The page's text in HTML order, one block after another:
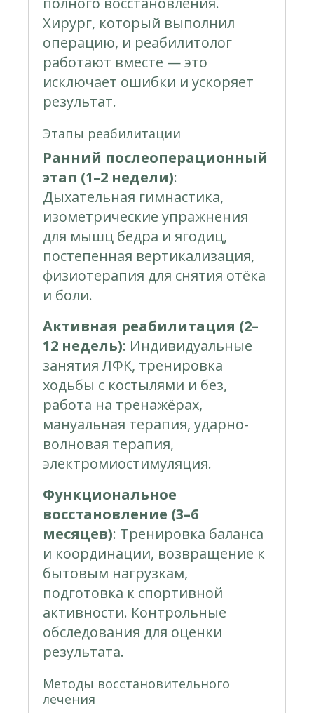
Хирург, который выполнил
операцию, и реабилитолог
работают вместе — это
исключает ошибки и ускоряет
результат.
Этапы реабилитации
Ранний послеоперационный
этап (1–2 недели):
Дыхательная гимнастика,
изометрические упражнения
для мышц бедра и ягодиц,
постепенная вертикализация,
физиотерапия для снятия отёка
и боли.
Активная реабилитация (2–
12 недель): Индивидуальные
занятия ЛФК, тренировка
ходьбы с костылями и без,
работа на тренажёрах,
мануальная терапия, ударно-
волновая терапия,
электромиостимуляция.
Функциональное
восстановление (3–6
месяцев): Тренировка баланса
и координации, возвращение к
бытовым нагрузкам,
подготовка к спортивной
активности. Контрольные
обследования для оценки
результата.
Методы восстановительного
лечения